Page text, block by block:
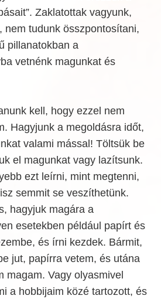
Zaklatottak vagyunk,
nem tudunk összpontosítani,
pillanatokban a
vetnénk magunkat és
kell, hogy ezzel nem
Hagyjunk a megoldásra időt,
valami mással! Töltsük be
el magunkat vagy lazítsunk.
ezt leírni, mint megtenni,
semmit se veszíthetünk.
hagyjuk magára a
esetekben például papírt és
és írni kezdek. Bármit,
jut, papírra vetem, és utána
magam. Vagy olyasmivel
a hobbijaim közé tartozott, és